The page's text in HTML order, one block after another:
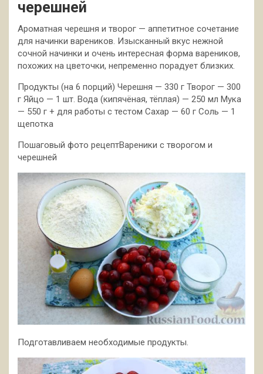
черешней
Ароматная черешня и творог — аппетитное сочетание
для начинки вареников. Изысканный вкус нежной
сочной начинки и очень интересная форма вареников,
похожих на цветочки, непременно порадует близких.
Продукты (на 6 порций) Черешня — 330 г Творог — 300
г Яйцо — 1 шт. Вода (кипячёная, тёплая) — 250 мл Мука
— 550 г + для работы с тестом Сахар — 60 г Соль — 1
щепотка
Пошаговый фото рецептВареники с творогом и
черешней
Подготавливаем необходимые продукты.